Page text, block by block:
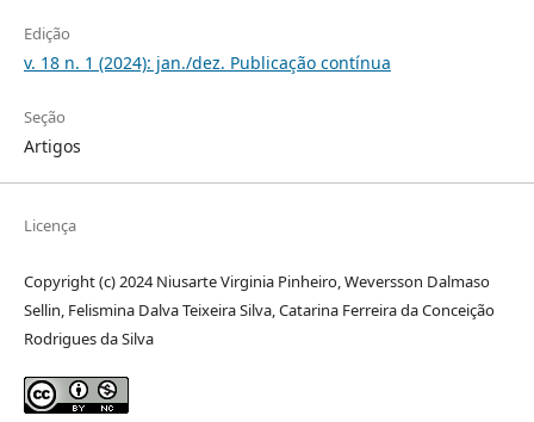
Edição
v. 18 n. 1 (2024): jan./dez. Publicação contínua
Seção
Artigos
Licença
Copyright (c) 2024 Niusarte Virginia Pinheiro, Weversson Dalmaso
Sellin, Felismina Dalva Teixeira Silva, Catarina Ferreira da Conceição
Rodrigues da Silva